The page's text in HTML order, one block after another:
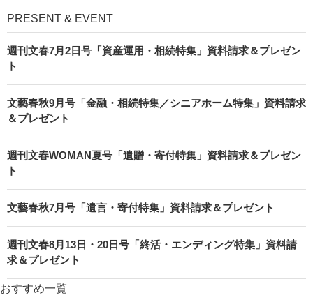
PRESENT & EVENT
週刊文春7月2日号「資産運用・相続特集」資料請求＆プレゼン
ト
文藝春秋9月号「金融・相続特集／シニアホーム特集」資料請求
＆プレゼント
週刊文春WOMAN夏号「遺贈・寄付特集」資料請求＆プレゼン
ト
文藝春秋7月号「遺言・寄付特集」資料請求＆プレゼント
週刊文春8月13日・20日号「終活・エンディング特集」資料請
求＆プレゼント
おすすめ一覧